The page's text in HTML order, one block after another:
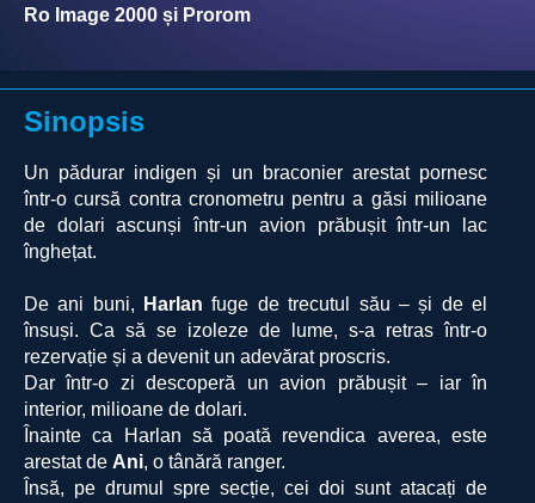
Ro Image 2000 și Prorom
Sinopsis
Un pădurar indigen și un braconier arestat pornesc
într-o cursă contra cronometru pentru a găsi milioane
de dolari ascunși într-un avion prăbușit într-un lac
înghețat.
De ani buni, Harlan fuge de trecutul său – și de el
însuși. Ca să se izoleze de lume, s-a retras într-o
rezervație și a devenit un adevărat proscris.
Dar într-o zi descoperă un avion prăbușit – iar în
interior, milioane de dolari.
Înainte ca Harlan să poată revendica averea, este
arestat de Ani, o tânără ranger.
Însă, pe drumul spre secție, cei doi sunt atacați de